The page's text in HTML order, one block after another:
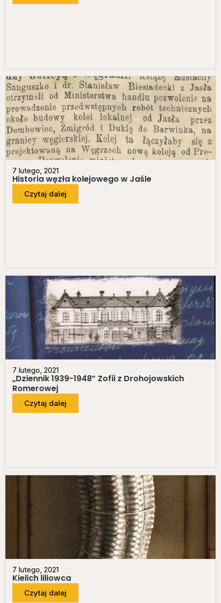
7 lutego, 2021
Historia węzła kolejowego w Jaśle
Czytaj dalej
7 lutego, 2021
„Dziennik 1939-1948” Zofii z Drohojowskich
Romerowej
Czytaj dalej
7 lutego, 2021
Kielich liliowca
Czytaj dalej